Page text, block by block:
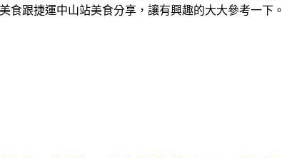
食跟捷運中山站美食分享，讓有興趣的大大參考一下。